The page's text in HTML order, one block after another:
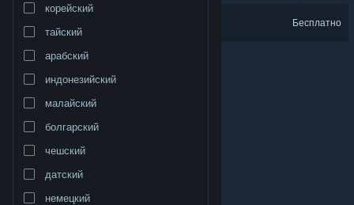
Полная версия
корейский
тайский
арабский
индонезийский
малайский
болгарский
чешский
датский
немецкий
Бесплатно